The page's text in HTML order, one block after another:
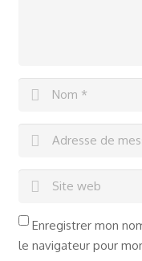
Enregistrer mon
le navigateur pour